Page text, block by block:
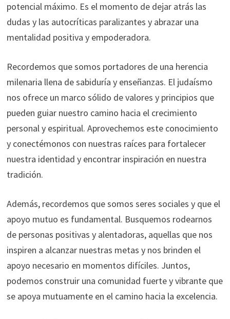
potencial máximo. Es el momento de dejar atrás las
dudas y las autocríticas paralizantes y abrazar una
mentalidad positiva y empoderadora.
Recordemos que somos portadores de una herencia
milenaria llena de sabiduría y enseñanzas. El judaísmo
nos ofrece un marco sólido de valores y principios que
pueden guiar nuestro camino hacia el crecimiento
personal y espiritual. Aprovechemos este conocimiento
y conectémonos con nuestras raíces para fortalecer
nuestra identidad y encontrar inspiración en nuestra
tradición.
Además, recordemos que somos seres sociales y que el
apoyo mutuo es fundamental. Busquemos rodearnos
de personas positivas y alentadoras, aquellas que nos
inspiren a alcanzar nuestras metas y nos brinden el
apoyo necesario en momentos difíciles. Juntos,
podemos construir una comunidad fuerte y vibrante que
se apoya mutuamente en el camino hacia la excelencia.